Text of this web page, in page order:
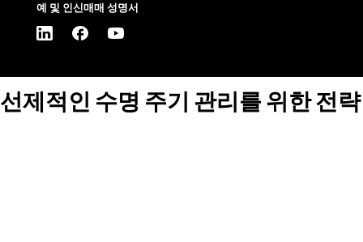
예 및 인신매매 성명서
선제적인 수명 주기 관리를 위한 전략